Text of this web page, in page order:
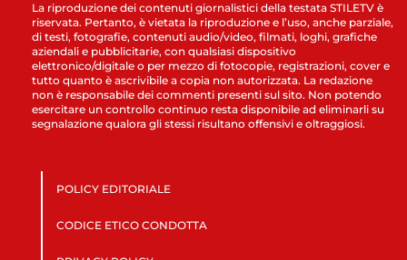
La riproduzione dei contenuti giornalistici della testata STILETV è
riservata. Pertanto, è vietata la riproduzione e l’uso, anche parziale,
di testi, fotografie, contenuti audio/video, filmati, loghi, grafiche
aziendali e pubblicitarie, con qualsiasi dispositivo
elettronico/digitale o per mezzo di fotocopie, registrazioni, cover e
tutto quanto è ascrivibile a copia non autorizzata. La redazione
non è responsabile dei commenti presenti sul sito. Non potendo
esercitare un controllo continuo resta disponibile ad eliminarli su
segnalazione qualora gli stessi risultano offensivi e oltraggiosi.
POLICY EDITORIALE
CODICE ETICO CONDOTTA